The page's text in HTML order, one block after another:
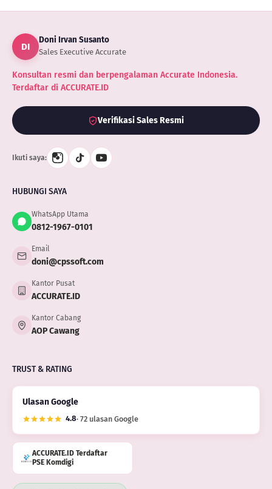
DI
Doni Irvan Susanto
Sales Executive Accurate
Konsultan resmi dan berpengalaman Accurate Indonesia.
Terdaftar di ACCURATE.ID
Verifikasi Sales Resmi
Ikuti saya:
HUBUNGI SAYA
WhatsApp Utama
0812-1967-0101
Email
doni@cpssoft.com
Kantor Pusat
ACCURATE.ID
Kantor Cabang
AOP Cawang
TRUST & RATING
Ulasan Google
4.8· 72 ulasan Google
ACCURATE.ID Terdaftar
PSE Komdigi